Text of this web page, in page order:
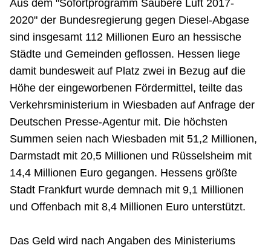
Aus dem "Sofortprogramm Saubere Luft 2017-
2020" der Bundesregierung gegen Diesel-Abgase
sind insgesamt 112 Millionen Euro an hessische
Städte und Gemeinden geflossen. Hessen liege
damit bundesweit auf Platz zwei in Bezug auf die
Höhe der eingeworbenen Fördermittel, teilte das
Verkehrsministerium in Wiesbaden auf Anfrage der
Deutschen Presse-Agentur mit. Die höchsten
Summen seien nach Wiesbaden mit 51,2 Millionen,
Darmstadt mit 20,5 Millionen und Rüsselsheim mit
14,4 Millionen Euro gegangen. Hessens größte
Stadt Frankfurt wurde demnach mit 9,1 Millionen
und Offenbach mit 8,4 Millionen Euro unterstützt.
Das Geld wird nach Angaben des Ministeriums